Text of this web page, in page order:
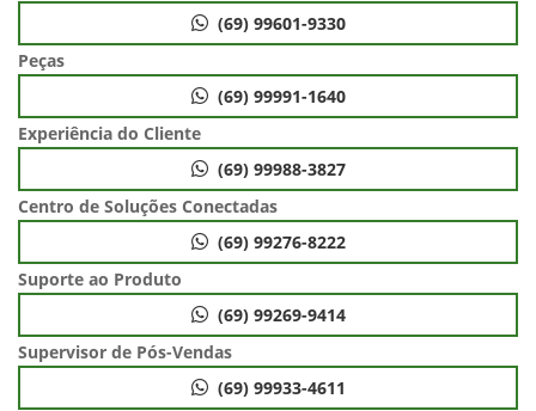
(69) 99601-9330
Peças
(69) 99991-1640
Experiência do Cliente
(69) 99988-3827
Centro de Soluções Conectadas
(69) 99276-8222
Suporte ao Produto
(69) 99269-9414
Supervisor de Pós-Vendas
(69) 99933-4611